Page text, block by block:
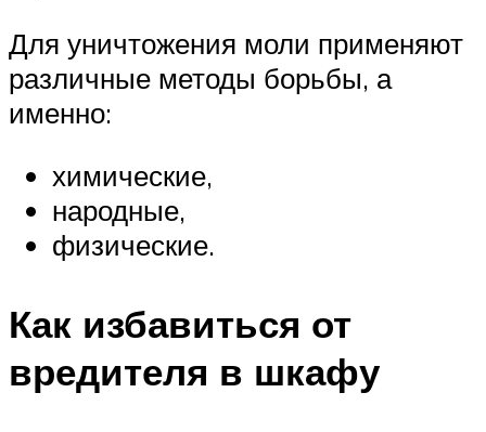
Для уничтожения моли применяют
различные методы борьбы, а
именно:
химические,
народные,
физические.
Как избавиться от
вредителя в шкафу